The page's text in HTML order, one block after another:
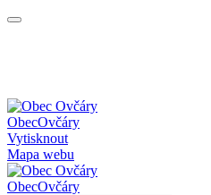
ObecOvčáry
Vytisknout
Mapa webu
ObecOvčáry